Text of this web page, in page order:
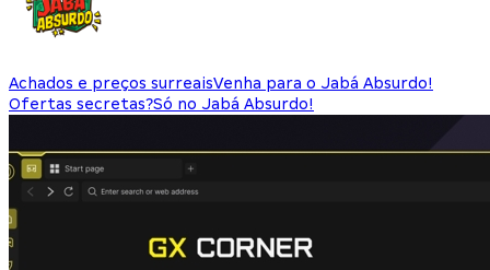
Achados e preços surreaisVenha para o Jabá Absurdo!
Ofertas secretas?Só no Jabá Absurdo!